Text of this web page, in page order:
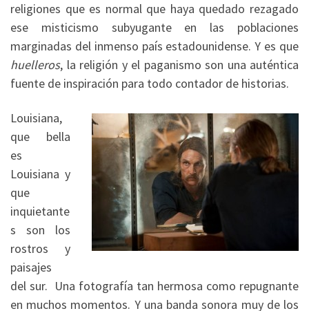
religiones que es normal que haya quedado rezagado
ese misticismo subyugante en las poblaciones
marginadas del inmenso país estadounidense. Y es que
huelleros, la religión y el paganismo son una auténtica
fuente de inspiración para todo contador de historias.
Louisiana,
que bella
es
Louisiana y
que
inquietante
s son los
rostros y
paisajes
del sur. Una fotografía tan hermosa como repugnante
en muchos momentos. Y una banda sonora muy de los